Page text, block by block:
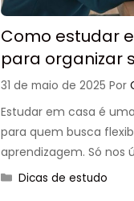
Como estudar
para organizar
31 de maio de 2025 Por
Estudar em casa é
para quem busca
aprendizagem. Só nos
Categorias
Dicas de estudo